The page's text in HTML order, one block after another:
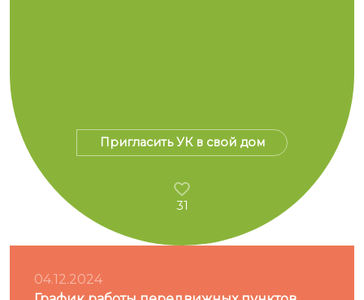
Пригласить УК в свой дом
31
04.12.2024